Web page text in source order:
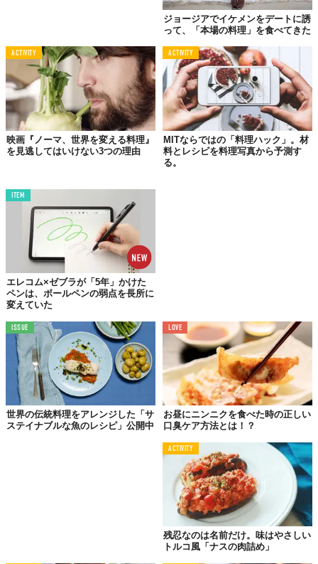
【3】Aを加えて中火で10分煮たら、パンと一緒に器に盛り、粗挽
Text used with permission byFOOD CREATIVE FACTORY
TABI LABO
この世界は、もっと広いはずだ。
ジョージアでイケメンをデートに誘
って、「本場の料理」を食べてきた
ACTIVITY
映画『ノーマ、世界を変える料理』
を見逃してはいけない3つの理由
ACTIVITY
MITならではの「料理ハック」。材
料とレシピを料理写真から予測す
る。
ITEM
エレコム×ゼブラが「5年」かけた
ペンは、ボールペンの弱点を長所に
変えていた
ISSUE
世界の伝統料理をアレンジした「サ
ステイナブルな魚のレシピ」公開中
LOVE
お昼にニンニクを食べた時の正しい
口臭ケア方法とは！？
ACTIVITY
残忍なのは名前だけ。味はやさしい
トルコ風「ナスの肉詰め」